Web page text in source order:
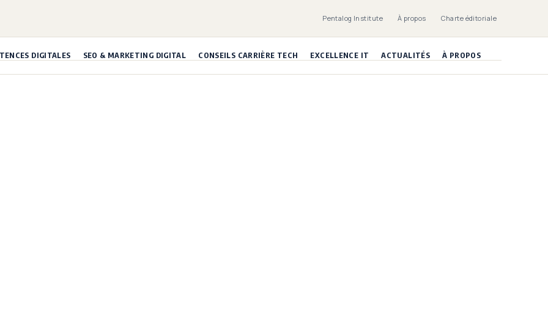
Pentalog Institute À propos Charte éditoriale
DIGITALES SEO & MARKETING DIGITAL CONSEILS CARRIÈRE TECH EXCELLENCE IT ACTUALITÉS À PROPOS